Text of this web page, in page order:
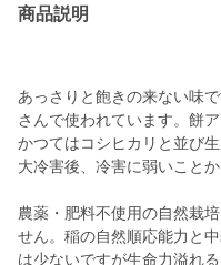
商品説明
あっさりと飽きの来ない味
さんで使われています。餅
かつてはコシヒカリと並び
大冷害後、冷害に弱いこと
農薬・肥料不使用の自然栽
せん。稲の自然順応能力と
は少ないですが生命力溢れる